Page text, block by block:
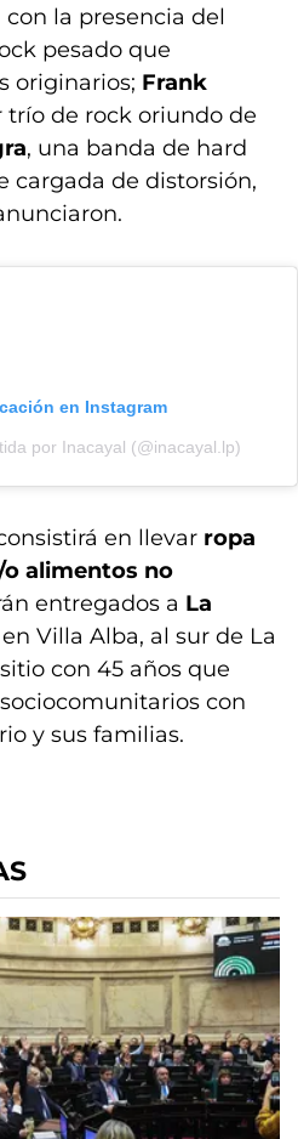
la presencia del
pesado que
originarios; Frank
trío de rock oriundo de
, una banda de hard
cargada de distorsión,
en Instagram
por Inacayal (@inacayal.lp)
en llevar ropa
alimentos no
entregados a La
en Villa Alba, al sur de La
con 45 años que
con
y sus familias.